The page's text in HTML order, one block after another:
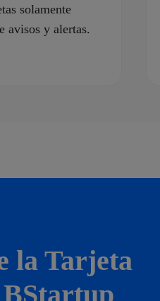
solamente
avisos y alertas.
la Tarjeta